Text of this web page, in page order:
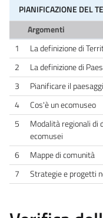
PIANIFICAZIONE DEL
Argomenti
1
La definizione di
2
La definizione di
3
Pianificare il
4
Cos'è un ecomuseo
5
Modalità regionali di
ecomusei
6 Mappe di comunità
7
Strategie e progetti